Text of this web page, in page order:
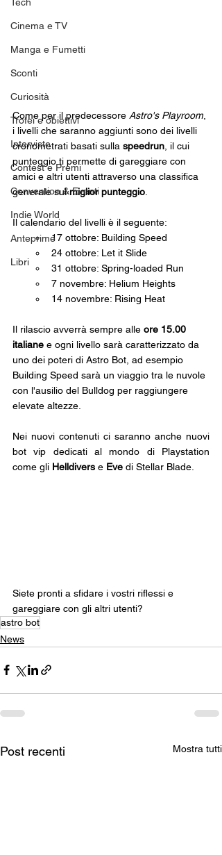
Cinema e TV
Manga e Fumetti
Sconti
Curiosità
Trofei e obiettivi
Interviste
Contest e Premi
Convention & Eventi
Indie World
Anteprime
Libri
Come per il predecessore Astro's Playroom
i livelli che saranno aggiunti sono dei livelli
cronometrati basati sulla speedrun , il cui
punteggio ti permette di gareggiare con
amici e altri utenti attraverso una classifica
generale sul miglior punteggio
Il calendario del livelli è il seguente:
17 ottobre: Building Speed
24 ottobre: Let it Slide
31 ottobre: Spring-loaded Run
7 novembre: Helium Heights
14 novembre: Rising Heat
Il rilascio avverrà sempre alle ore 15.00
italiane e ogni livello sarà caratterizzato da
uno dei poteri di Astro Bot, ad esempio
Building Speed sarà un viaggio tra le nuvole
con l'ausilio del Bulldog per raggiungere
elevate altezze.
Nei nuovi contenuti ci saranno anche nuovi
bot vip dedicati al mondo di Playstation
come gli Helldivers e Eve di Stellar Blade.
Siete pronti a sfidare i vostri riflessi e
gareggiare con gli altri utenti?
astro bot
News
Post recenti Mostra tutti